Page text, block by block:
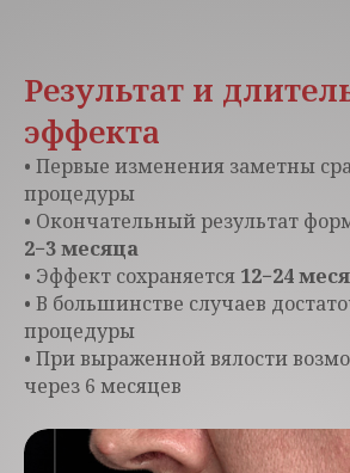
Результат и
эффекта
• Первые изменения заметны
процедуры
• Окончательный результат
2−3 месяца
• Эффект сохраняется 12−24
• В большинстве случаев
процедуры
• При выраженной вялости
через 6 месяцев